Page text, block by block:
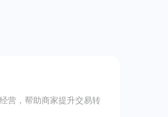
营，帮助商家提升交易转